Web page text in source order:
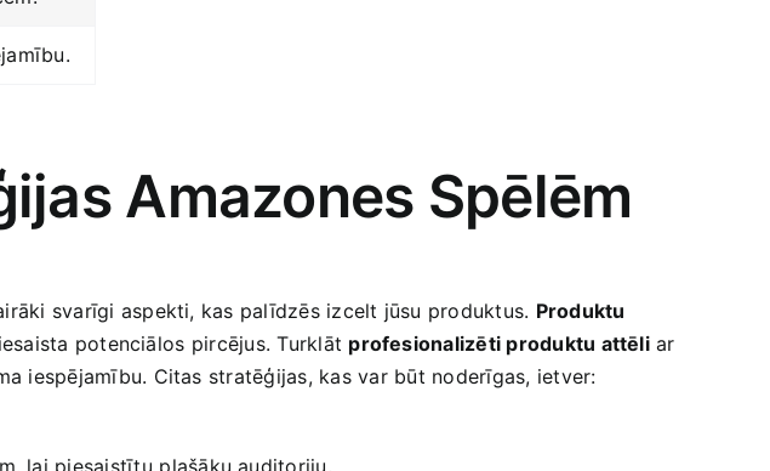
Amazones Spēlēm
svarīgi‌ aspekti, kas palīdzēs izcelt jūsu produktus. Produktu
potenciālos ⁢pircējus. Turklāt profesionalizēti produktu attēliar
iespējamību. Citas stratēģijas, kas var ⁢būt ​noderīgas, ​ietver:⁢
‌lai piesaistītu⁢ plašāku auditoriju.